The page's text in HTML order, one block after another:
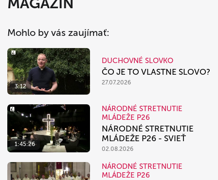
Mohlo by vás zaujímať:
3:12
DUCHOVNÉ SLOVKO
ČO JE TO VLASTNE SLOVO?
27.07.2026
1:45:26
NÁRODNÉ STRETNUTIE
MLÁDEŽE P26
NÁRODNÉ STRETNUTIE
MLÁDEŽE P26 - SVIEŤ
02.08.2026
NÁRODNÉ STRETNUTIE
MLÁDEŽE P26